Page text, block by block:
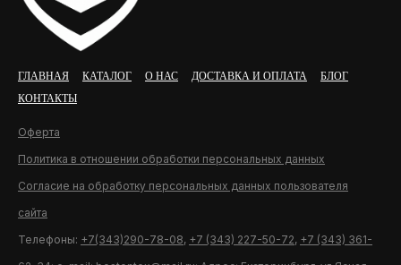
ГЛАВНАЯ КАТАЛОГ О НАС ДОСТАВКА И ОПЛАТА
БЛОГ
КОНТАКТЫ
Оферта
Политика в отношении обработки персональных данных
Согласие на обработку персональных данных пользователя
сайта
Телефоны: +7(343)290-78-08, +7 (343) 227-50-72, +7 (343) 361-